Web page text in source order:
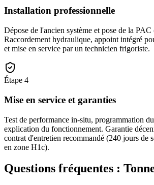
Installation professionnelle
Dépose de l'ancien système et pose de la
Raccordement hydraulique, appoint intégré
et mise en service par un technicien frigoriste.
Étape 4
Mise en service et garanties
Test de performance in-situ, programmation
explication du fonctionnement. Garantie
contrat d'entretien recommandé (240 jours de
en zone H1c).
Questions fréquentes :